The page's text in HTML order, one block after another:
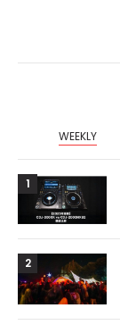
WEEKLY
1
2